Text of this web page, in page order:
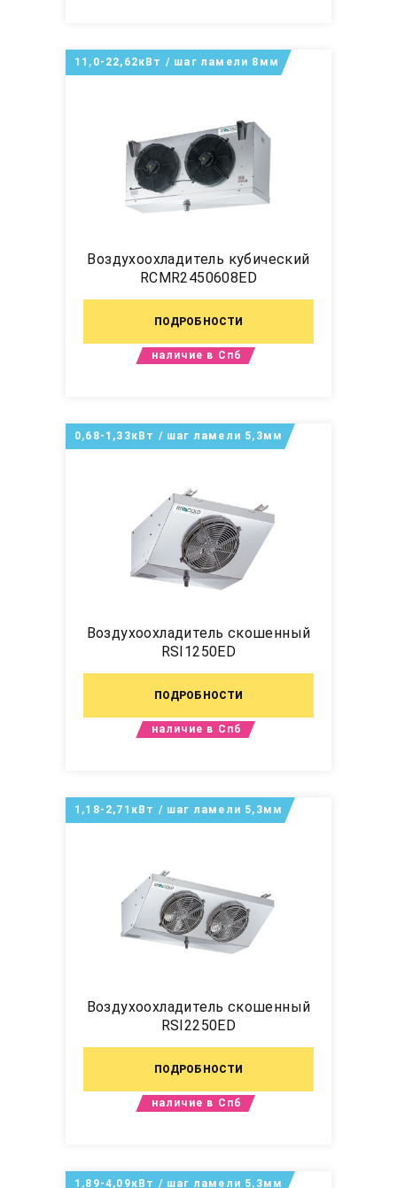
Воздухоохладитель кубический
RCMR2450608ED
ПОДРОБНОСТИ
11,0-22,62кВт / шаг ламели 8мм
наличие в Спб
Воздухоохладитель скошенный
RSI1250ED
ПОДРОБНОСТИ
0,68-1,33кВт / шаг ламели 5,3мм
наличие в Спб
Воздухоохладитель скошенный
RSI2250ED
ПОДРОБНОСТИ
1,18-2,71кВт / шаг ламели 5,3мм
наличие в Спб
1,89-4,09кВт / шаг ламели 5,3мм